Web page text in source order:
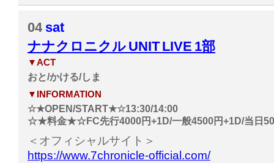
04 sat
ナナクロニクル UNIT LIVE 1部
▼ACT
おと/かける/しま
▼INFORMATION
☆★OPEN/START★☆13:30/14:00
☆★料金★☆FC先行4000円+1D/一般4500円+1D/当日
＜オフィシャルサイト＞
https://www.7chronicle-official.com/